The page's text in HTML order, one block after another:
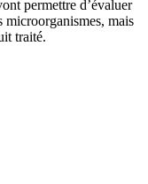
permettre d’évaluer
microorganismes, mais
traité.